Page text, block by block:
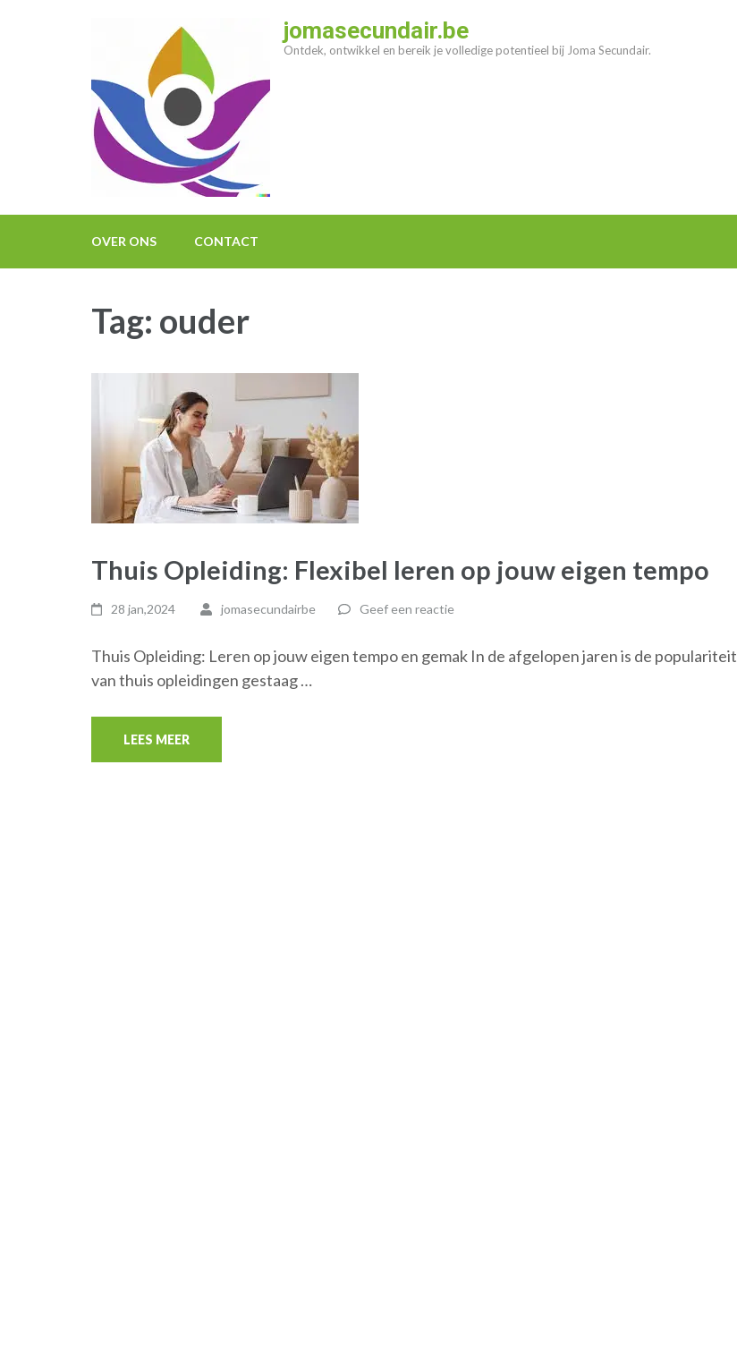
jomasecundair.be
Ontdek, ontwikkel en bereik je volledige potentieel bij Joma Secundair.
OVER ONS CONTACT
Tag: ouder
Thuis Opleiding: Flexibel leren op jouw eigen tempo
28 jan,2024 jomasecundairbe Geef een reactie
Thuis Opleiding: Leren op jouw eigen tempo en gemak In de afgelopen jaren is de populariteit
van thuis opleidingen gestaag …
LEES MEER